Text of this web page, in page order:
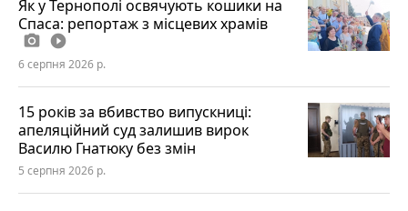
Як у Тернополі освячують кошики на
Спаса: репортаж з місцевих храмів
photo_camera play_circle_filled
6 серпня 2026 р.
15 років за вбивство випускниці:
апеляційний суд залишив вирок
Василю Гнатюку без змін
5 серпня 2026 р.